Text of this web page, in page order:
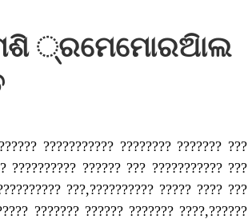
୍ରମେମୋରଅିାଲ
??????????? ???????? ??????? ???
?????????? ?????? ??? ??????????? ???
???,?????????? ????? ???? ???
??????? ?????? ??????? ????,??????